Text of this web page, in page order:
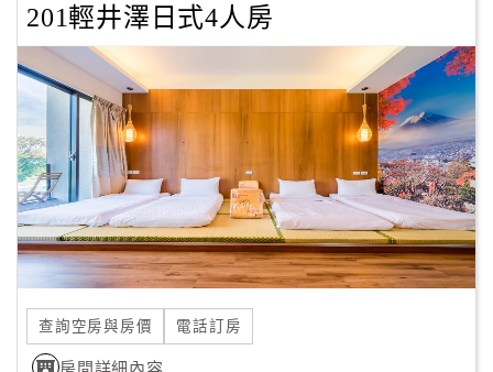
聯
單
Line
線
上
客
服
紅
利
201輕井澤日式4人房
查詢空房與房價 電話訂房